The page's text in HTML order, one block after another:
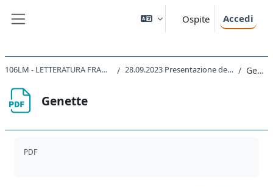
Ospite Accedi
106LM - LETTERATURA FRANCESE II 2023 28.09.2023 Presentazione del programma Genette
Genette
PDF